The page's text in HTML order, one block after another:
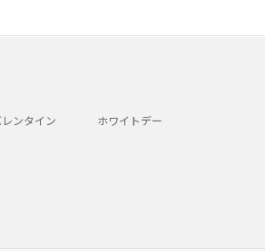
ンタイン ホワイトデー